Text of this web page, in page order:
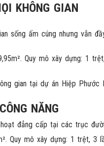
KHÔNG GIAN
sống ấm cúng nhưng vẫn
Quy mô xây dựng: 1
NĂNG
đẳng cấp tại các trục
Quy mô xây dựng: 1 trệt, 3